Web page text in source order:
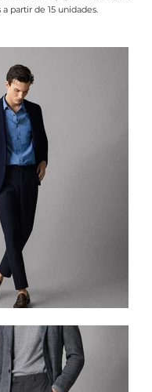
partir de 15 unidades.